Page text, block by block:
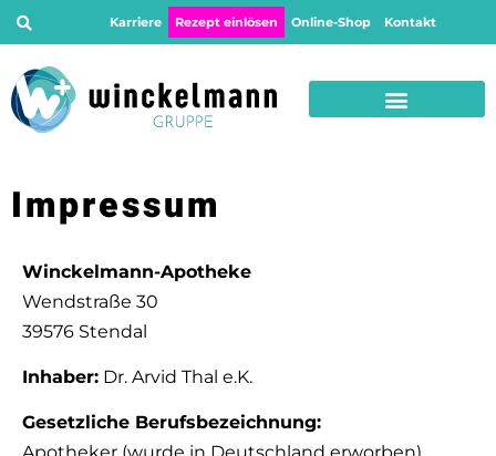
Karriere Rezept einlösen Online-Shop Kontakt
Impressum
Winckelmann-Apotheke
Wendstraße 30
39576 Stendal
Inhaber: Dr. Arvid Thal e.K.
Gesetzliche Berufsbezeichnung: